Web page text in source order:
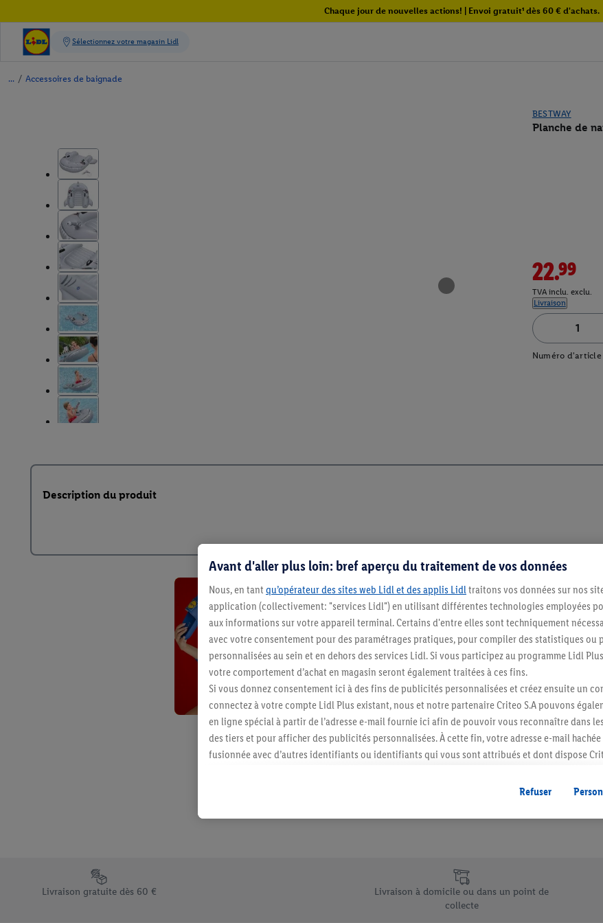
Chaque jour de nouvelles actions! | Envoi gratuit¹ dès 60 € d'achats.
/ Accessoires de baignade
BESTWAY
Planche de
22.99
TVA inclu. exclu.
Livraison
Numéro d'article
Description du produit
Restez au
Abonnez-vous à la
S'abonner
Élément du pied de page avec les différents arguments de vente uniques de Lidl.be
Livraison gratuite dès 60 €
Livraison à domicile ou dans un point de
collecte
Avant d'aller plus loin: bref aperçu du traitement de vos données
Nous, en tant qu’opérateur des sites web Lidl et des applis Lidltraitons vos données sur nos
application (collectivement: "services Lidl") en utilisant différentes technologies employées
aux informations sur votre appareil terminal. Certains d'entre elles sont techniquement
avec votre consentement pour des paramétrages pratiques, pour compiler des statistiques ou
personnalisées au sein et en dehors des services Lidl. Si vous participez au programme Lidl
votre comportement d’achat en magasin seront également traitées à ces fins.
Si vous donnez consentement ici à des fins de publicités personnalisées et créez ensuite un
connectez à votre compte Lidl Plus existant, nous et notre partenaire Criteo S.A pouvons
en ligne spécial à partir de l’adresse e-mail fournie ici afin de pouvoir vous reconnaître dans
des tiers et pour afficher des publicités personnalisées. À cette fin, votre adresse e-mail
fusionnée avec d’autres identifiants ou identifiants qui vous sont attribués et dont dispose
vous avez montré de l’intérêt (par exemple en plaçant le produit dans un panier d’un webshop
l’achat) peuvent également être affichées sur plusieurs apppareils et plusieurs services de
plusieurs services de Lidl peuvent vous être attribués en utilisant votre adresse e-mail hachée
En cliquant sur « Refuser », vous pouvez autoriser uniquement l’utilisation des technologies
« Accepter », vous autorisez tous les traitements pour toutes les finalités susmentionnées.
Refuser